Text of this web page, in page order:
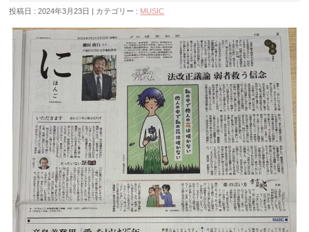
投稿日 : 2024年3月23日 | カテゴリー : MUSIC